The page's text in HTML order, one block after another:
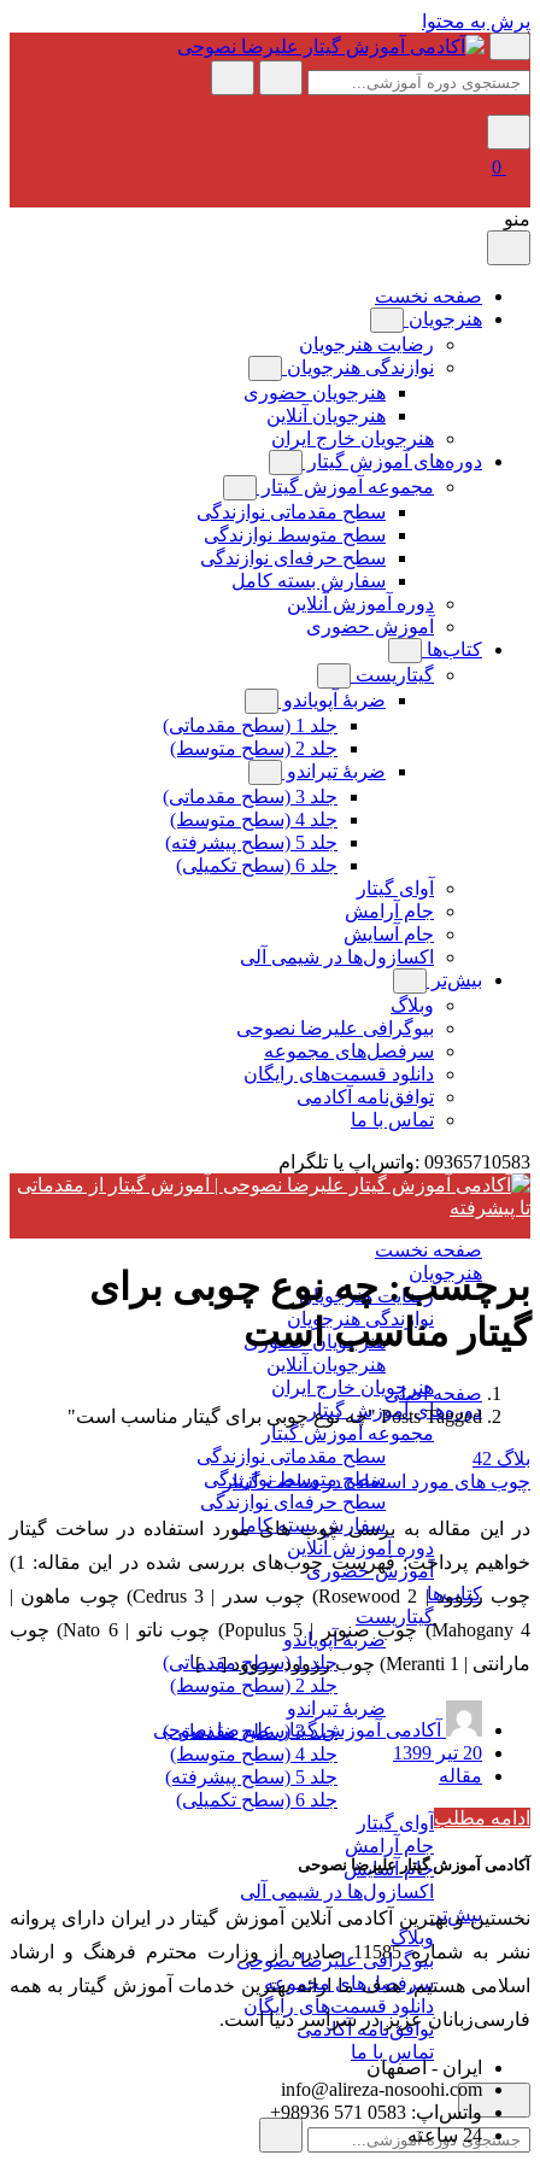
پرش به محتوا
0
منو
صفحه نخست
هنرجویان
رضایت هنرجویان
نوازندگی هنرجویان
هنرجویان حضوری
هنرجویان آنلاین
هنرجویان خارج ایران
دوره‌های آموزش گیتار
مجموعه آموزش گیتار
سطح مقدماتی نوازندگی
سطح متوسط نوازندگی
سطح حرفه‌ای نوازندگی
سفارش بسته کامل
دوره آموزش آنلاین
آموزش حضوری
کتاب‌ها
گیتاریست
ضربۀ آپویاندو
جلد 1 (سطح مقدماتی)
جلد 2 (سطح متوسط)
ضربۀ تیراندو
جلد 3 (سطح مقدماتی)
جلد 4 (سطح متوسط)
جلد 5 (سطح پیشرفته)
جلد 6 (سطح تکمیلی)
آوای گیتار
جام آرامش
جام آسایش
اکسازول‌ها در شیمی آلی
بیش‌تر
وبلاگ
بیوگرافی علیرضا نصوحی
سرفصل‌های مجموعه
دانلود قسمت‌های رایگان
توافق‌نامه آکادمی
تماس با ما
09365710583 :واتس‌اپ یا تلگرام
صفحه نخست
هنرجویان
رضایت هنرجویان
نوازندگی هنرجویان
هنرجویان حضوری
هنرجویان آنلاین
هنرجویان خارج ایران
دوره‌های آموزش گیتار
مجموعه آموزش گیتار
سطح مقدماتی نوازندگی
سطح متوسط نوازندگی
سطح حرفه‌ای نوازندگی
سفارش بسته کامل
دوره آموزش آنلاین
آموزش حضوری
کتاب‌ها
گیتاریست
ضربۀ آپویاندو
جلد 1 (سطح مقدماتی)
جلد 2 (سطح متوسط)
ضربۀ تیراندو
جلد 3 (سطح مقدماتی)
جلد 4 (سطح متوسط)
جلد 5 (سطح پیشرفته)
جلد 6 (سطح تکمیلی)
آوای گیتار
جام آرامش
جام آسایش
اکسازول‌ها در شیمی آلی
بیش‌تر
وبلاگ
بیوگرافی علیرضا نصوحی
سرفصل‌های مجموعه
دانلود قسمت‌های رایگان
توافق‌نامه آکادمی
تماس با ما
برچسب:چه نوع چوبی برای
گیتار مناسب است
صفحه اصلی
Posts Tagged "چه نوع چوبی برای گیتار مناسب است"
بلاگ 42
چوب های مورد استفاده در ساخت گیتار
در این مقاله به برسی چوب های مورد استفاده در ساخت گیتار
خواهیم پرداخت: فهرست چوب‌های بررسی شده در این مقاله: 1)
چوب رزوود | Rosewood 2) چوب سدر | Cedrus 3) چوب ماهون |
Mahogany 4) چوب صنوبر | Populus 5) چوب ناتو | Nato 6) چوب
مارانتی | Meranti 1) چوب رزوود رزوود […]
آکادمی آموزش گیتار علیرضا نصوحی
20 تیر 1399
مقاله
ادامه مطلب
آکادمی آموزش گیتار علیرضا نصوحی
نخستین و بهترین آکادمی آنلاین آموزش گیتار در ایران دارای پروانه
نشر به شماره 11585 صادره از وزارت محترم فرهنگ و ارشاد
اسلامی هستیم، هدف ما ارائه بهترین خدمات آموزش گیتار به همه
فارسی‌زبانان عزیز در سراسر دنیا است.
ایران - اصفهان
info@alireza-nosoohi.com
واتس‌اپ: 0583 571 98936+
24 ساعته